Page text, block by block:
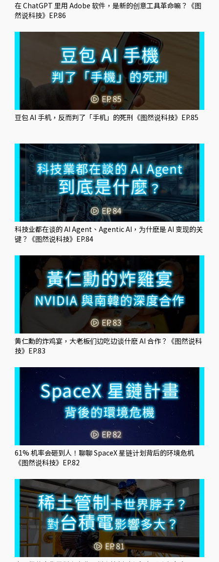
在 ChatGPT 里用 Adobe 软件，是新的创意工具革命嘛？《图
然说科技》EP.86
豆包 AI 手机，反而判了「手机」的死刑《图然说科技》EP.85
科技业都在谈的 AI Agent、Agentic AI，为什麽是 AI 变现的关
键？《图然说科技》EP.84
黄仁勳的炸鸡宴，大老板们边吃边谈什麽 AI 合作？《图然说科
技》EP.83
61% 机率会砸到人！聊聊 SpaceX 星链计划背后的环境危机
《图然说科技》EP.82